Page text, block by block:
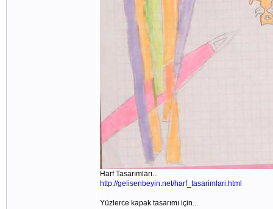
Harf Tasarımları...
http://gelisenbeyin.net/harf_tasarimlari.html
Yüzlerce kapak tasarımı için...